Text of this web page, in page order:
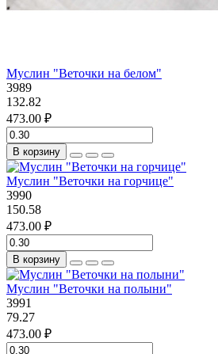
Муслин "Веточки на белом"
3989
132.82
473.00 ₽
В корзину
Муслин "Веточки на горчице"
3990
150.58
473.00 ₽
В корзину
Муслин "Веточки на полыни"
3991
79.27
473.00 ₽